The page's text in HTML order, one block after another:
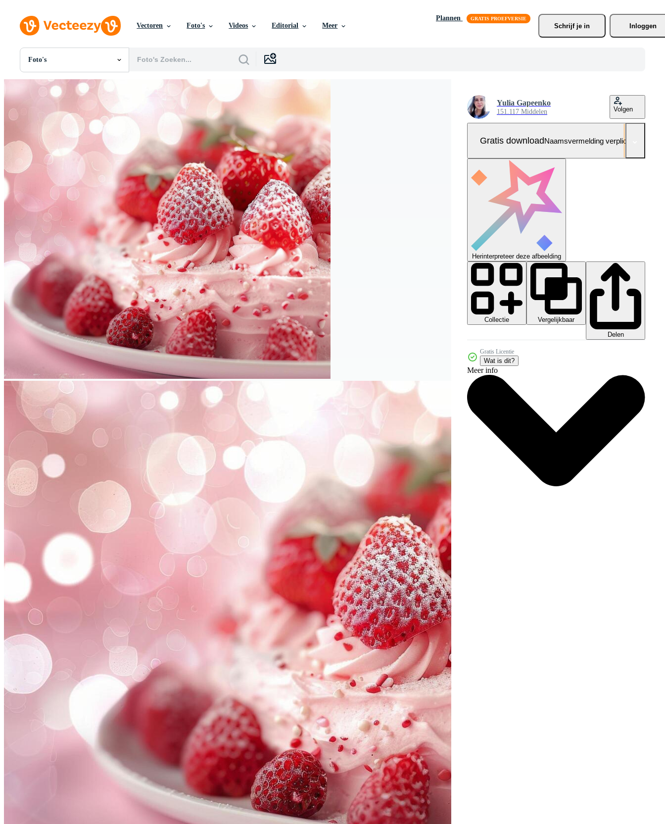
Vectoren Foto's Videos Editorial Meer
Plannen
Schrijf je in Inloggen
Foto's
Alle Afbeeldingen
Foto's
PNGs
SVGs
Sjablonen
Vectoren
Videos
Motion graphics
Redactionele Afbeeldingen
Redactionele Evenementen
Yulia Gapeenko
151.117 Middelen Volgen
Gratis downloadNaamsvermelding verplicht
Herinterpreteer deze afbeelding
Collectie
Vergelijkbaar
Delen
Gratis Licentie
Wat is dit?
Meer info